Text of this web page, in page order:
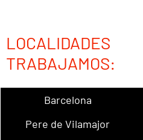
TRABAJAMOS:
Barcelona
Pere de Vilamajor